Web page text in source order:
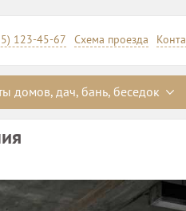
Искать
123-45-67 Схема проезда
домов, дач, бань, беседок